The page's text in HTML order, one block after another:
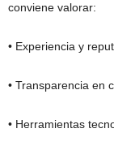
conviene valorar:
• Experiencia y
• Transparencia en
• Herramientas